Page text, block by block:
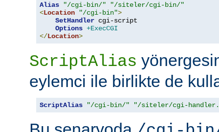
Alias "/cgi-bin/"
"/siteler/cgi-bin/"
<Location "/cgi-bin">
SetHandler cgi-script
Options +ExecCGI
</Location>
ScriptAlias
eylemci ile birlikte de
ScriptAlias "/cgi-bin/" "/siteler/cgi-